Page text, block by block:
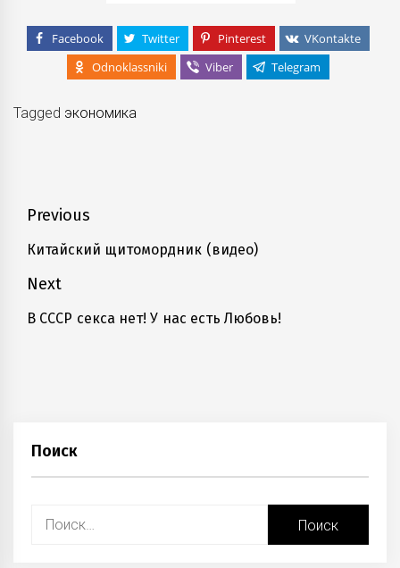
Facebook Twitter Pinterest
VKontakte
Odnoklassniki
Viber Telegram
Tagged экономика
Навигация
по
записям
Previous
Previous
Китайский щитомордник (видео)
Next
Next
В СССР секса нет! У нас есть Любовь!
Поиск